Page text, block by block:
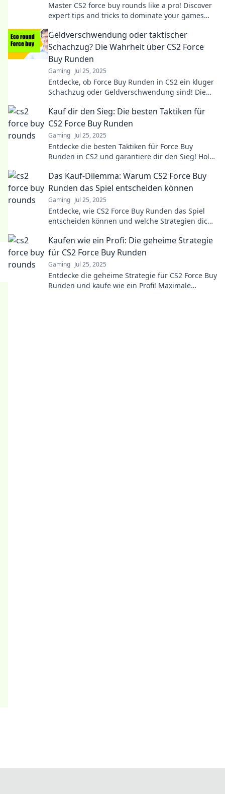
Master CS2 force buy rounds like a pro! Discover
expert tips and tricks to dominate your games
Geldverschwendung oder taktischer
Schachzug? Die Wahrheit über CS2 Force
Buy Runden
Gaming Jul 25, 2025
Entdecke, ob Force Buy Runden in CS2 ein kluger
Schachzug oder Geldverschwendung sind! Die
Kauf dir den Sieg: Die besten Taktiken für
CS2 Force Buy Runden
Gaming Jul 25, 2025
Entdecke die besten Taktiken für Force Buy
Runden in CS2 und garantiere dir den Sieg! Hol
Das Kauf-Dilemma: Warum CS2 Force Buy
Runden das Spiel entscheiden können
Gaming Jul 25, 2025
Entdecke, wie CS2 Force Buy Runden das Spiel
entscheiden können und welche Strategien dich
Kaufen wie ein Profi: Die geheime Strategie
für CS2 Force Buy Runden
Gaming Jul 25, 2025
Entdecke die geheime Strategie für CS2 Force Buy
Runden und kaufe wie ein Profi! Maximale